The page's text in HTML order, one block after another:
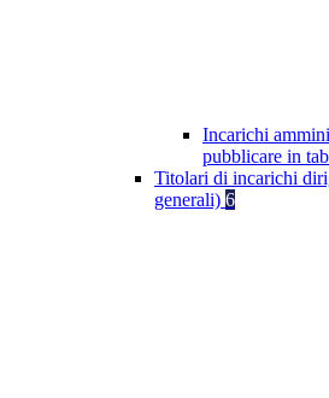
Incarichi
pubblicare in
Titolari di incarichi
generali) 6